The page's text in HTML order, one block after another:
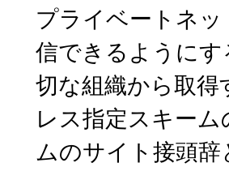
プライベートネ
信できるように
切な組織から取
レス指定スキー
ムのサイト接頭辞